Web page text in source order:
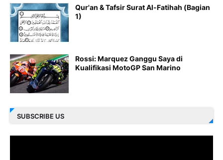
Qur'an & Tafsir Surat Al-Fatihah (Bagian
1)
Rossi: Marquez Ganggu Saya di
Kualifikasi MotoGP San Marino
SUBSCRIBE US